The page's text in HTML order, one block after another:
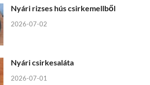
Nyári rizses hús csirkemellből
2026-07-02
Nyári csirkesaláta
2026-07-01